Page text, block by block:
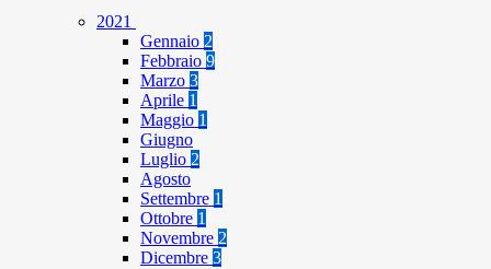
2021
Gennaio 2
Febbraio 9
Marzo 3
Aprile 1
Maggio 1
Giugno
Luglio 2
Agosto
Settembre 1
Ottobre 1
Novembre 2
Dicembre 3